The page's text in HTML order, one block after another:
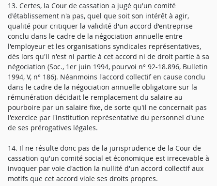
13. Certes, la Cour de cassation a jugé qu'un comité
d'établissement n'a pas, quel que soit son intérêt à agir,
qualité pour critiquer la validité d'un accord d'entreprise
conclu dans le cadre de la négociation annuelle entre
l'employeur et les organisations syndicales représentatives,
dès lors qu'il n'est ni partie à cet accord ni de droit partie à sa
négociation (Soc., 1er juin 1994, pourvoi n° 92-18.896, Bulletin
1994, V, n° 186). Néanmoins l'accord collectif en cause conclu
dans le cadre de la négociation annuelle obligatoire sur la
rémunération décidait le remplacement du salaire au
pourboire par un salaire fixe, de sorte qu'il ne concernait pas
l'exercice par l'institution représentative du personnel d'une
de ses prérogatives légales.
14. Il ne résulte donc pas de la jurisprudence de la Cour de
cassation qu'un comité social et économique est irrecevable à
invoquer par voie d'action la nullité d'un accord collectif aux
motifs que cet accord viole ses droits propres.